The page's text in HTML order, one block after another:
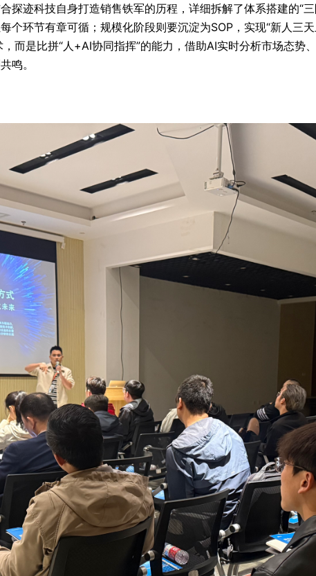
探迹科技自身打造销售铁军的历程，详细拆解了体系搭建的“
个环节有章可循；规模化阶段则要沉淀为SOP，实现“新人三
而是比拼“人+AI协同指挥”的能力，借助AI实时分析市场态
鸣。